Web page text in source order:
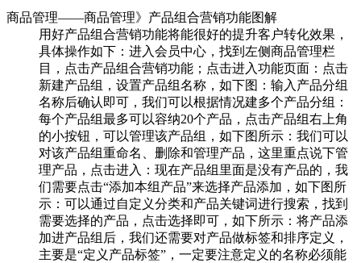
商品管理——商品管理》产品组合营销功能图解
用好产品组合营销功能将能很好的提升客户转化效果，
具体操作如下：进入会员中心，找到左侧商品管理栏
目，点击产品组合营销功能；点击进入功能页面：点击
新建产品组，设置产品组名称，如下图：输入产品分组
名称后确认即可，我们可以根据情况建多个产品分组：
每个产品组最多可以容纳20个产品，点击产品组右上角
的小按钮，可以管理该产品组，如下图所示：我们可以
对该产品组重命名、删除和管理产品，这里重点说下管
理产品，点击进入：现在产品组里面是没有产品的，我
们需要点击“添加本组产品”来选择产品添加，如下图所
示：可以通过自定义分类和产品关键词进行搜索，找到
需要选择的产品，点击选择即可，如下所示：将产品添
加进产品组后，我们还需要对产品做标签和排序定义，
主要是“定义产品标签”，一定要注意定义的名称必须能